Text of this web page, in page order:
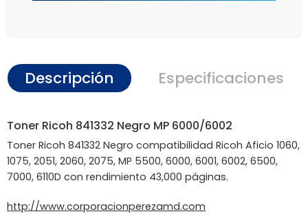
Descripción Especificaciones
Toner Ricoh 841332 Negro MP 6000/6002
Toner Ricoh 841332 Negro compatibilidad Ricoh Aficio 1060,
1075, 2051, 2060, 2075, MP 5500, 6000, 6001, 6002, 6500,
7000, 6110D con rendimiento 43,000 páginas.
http://www.corporacionperezamd.com